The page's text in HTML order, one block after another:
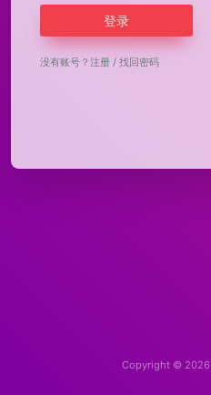
登录
没有账号？ 注册 / 找回密码
Copyright © 2026